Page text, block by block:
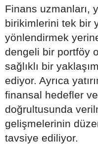
Finans uzmanları,
birikimlerini tek bir
yönlendirmek
dengeli bir portföy
sağlıklı bir
ediyor. Ayrıca
finansal hedefler
doğrultusunda
gelişmelerinin
tavsiye ediliyor.